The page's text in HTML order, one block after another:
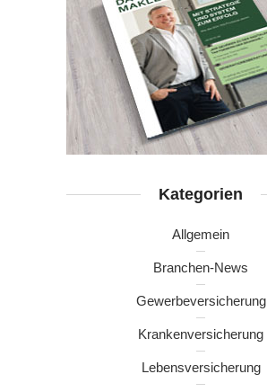
Kategorien
Allgemein
Branchen-News
Gewerbeversicherung
Krankenversicherung
Lebensversicherung